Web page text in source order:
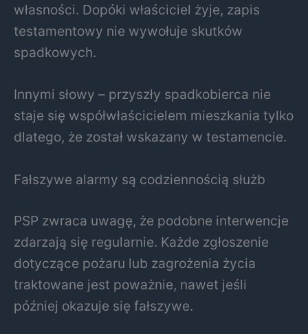
własności. Dopóki właściciel żyje, zapis
testamentowy nie wywołuje skutków
spadkowych.
Innymi słowy – przyszły spadkobierca nie
staje się współwłaścicielem mieszkania tylko
dlatego, że został wskazany w testamencie.
Fałszywe alarmy są codziennością służb
PSP zwraca uwagę, że podobne interwencje
zdarzają się regularnie. Każde zgłoszenie
dotyczące pożaru lub zagrożenia życia
traktowane jest poważnie, nawet jeśli
później okazuje się fałszywe.